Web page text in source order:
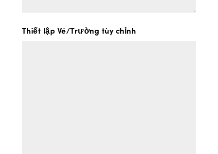
Thiết lập Vé/Trường tùy chỉnh